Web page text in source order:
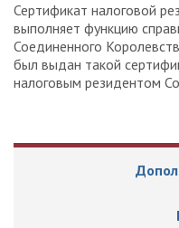
Сертификат налоговой
выполняет функцию
Соединенного
был выдан такой
налоговым резидентом